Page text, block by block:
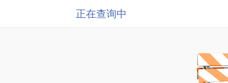
正在查询中